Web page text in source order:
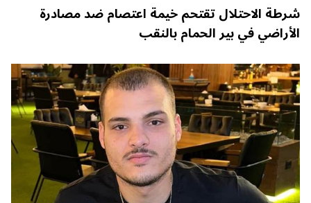
شرطة الاحتلال تقتحم خيمة اعتصام ضد مصادرة
الأراضي في بير الحمام بالنقب